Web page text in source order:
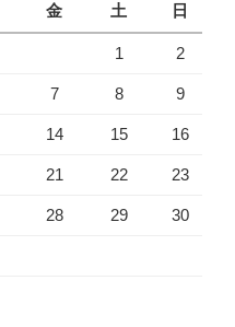
金 土 日
1 2
7 8 9
14 15 16
21 22 23
28 29 30